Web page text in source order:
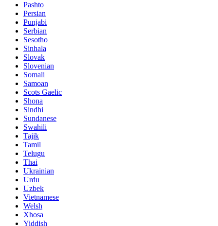
Pashto
Persian
Punjabi
Serbian
Sesotho
Sinhala
Slovak
Slovenian
Somali
Samoan
Scots Gaelic
Shona
Sindhi
Sundanese
Swahili
Tajik
Tamil
Telugu
Thai
Ukrainian
Urdu
Uzbek
Vietnamese
Welsh
Xhosa
Yiddish